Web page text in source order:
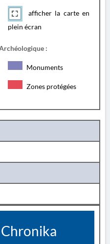
afficher la carte en
plein écran
:
Monuments
Zones protégées